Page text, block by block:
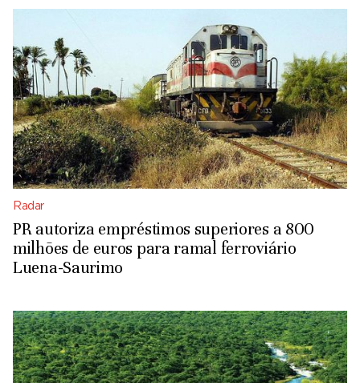
Radar
PR autoriza empréstimos superiores a 800
milhões de euros para ramal ferroviário
Luena-Saurimo